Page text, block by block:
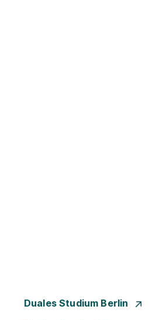
Duales Studium Berlin